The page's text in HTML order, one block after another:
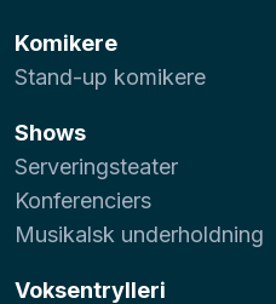
Komikere
Stand-up komikere
Shows
Serveringsteater
Konferenciers
Musikalsk underholdning
Voksentrylleri